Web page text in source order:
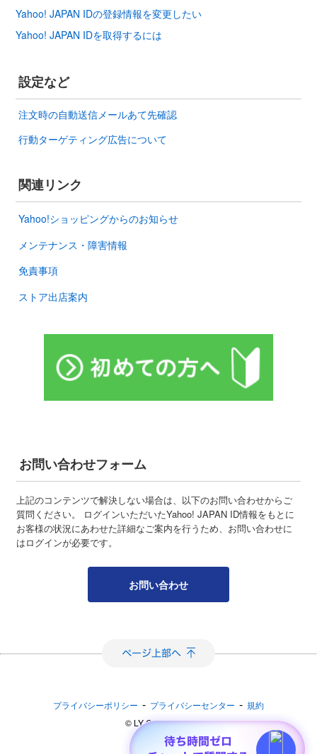
Yahoo! JAPAN IDの登録情報を変更したい
Yahoo! JAPAN IDを取得するには
設定など
注文時の自動送信メールあて先確認
行動ターゲティング広告について
関連リンク
Yahoo!ショッピングからのお知らせ
メンテナンス・障害情報
免責事項
ストア出店案内
お問い合わせフォーム
上記のコンテンツで解決しない場合は、以下のお問い合わせからご
質問ください。 ログインいただいたYahoo! JAPAN ID情報をもとに
お客様の状況にあわせた詳細なご案内を行うため、お問い合わせに
はログインが必要です。
お問い合わせ
プライバシーポリシー - プライバシーセンター - 規約
©︎ LY Corporation